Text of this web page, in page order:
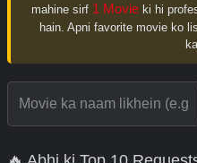
mahine sirf 1 Movie ki hi
hain. Apni favorite movie ko